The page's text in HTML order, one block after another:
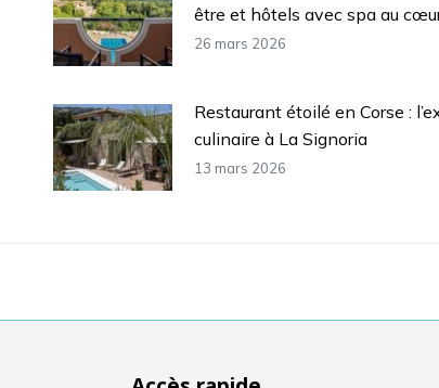
être et hôtels avec spa au
26 mars 2026
Restaurant étoilé en Corse :
culinaire à La Signoria
13 mars 2026